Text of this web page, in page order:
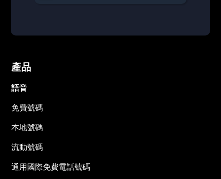
產品
語音
免費號碼
本地號碼
流動號碼
通用國際免費電話號碼